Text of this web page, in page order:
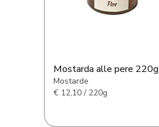
Mostarda alle pere 220g
Mostarde
€ 12,10 / 220g